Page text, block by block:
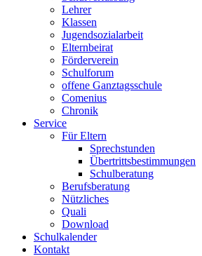
Lehrer
Klassen
Jugendsozialarbeit
Elternbeirat
Förderverein
Schulforum
offene Ganztagsschule
Comenius
Chronik
Service
Für Eltern
Sprechstunden
Übertrittsbestimmungen
Schulberatung
Berufsberatung
Nützliches
Quali
Download
Schulkalender
Kontakt